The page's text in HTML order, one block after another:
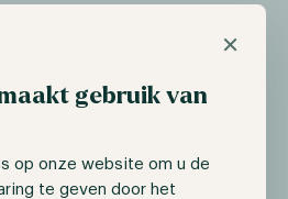
×
gebruik van
op onze website om u de
te geven door het